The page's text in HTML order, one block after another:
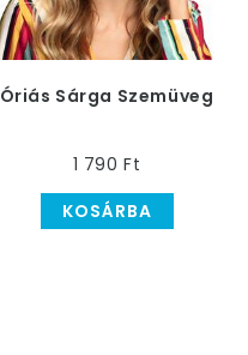
Óriás Sárga Szemüveg
1 790 Ft
KOSÁRBA